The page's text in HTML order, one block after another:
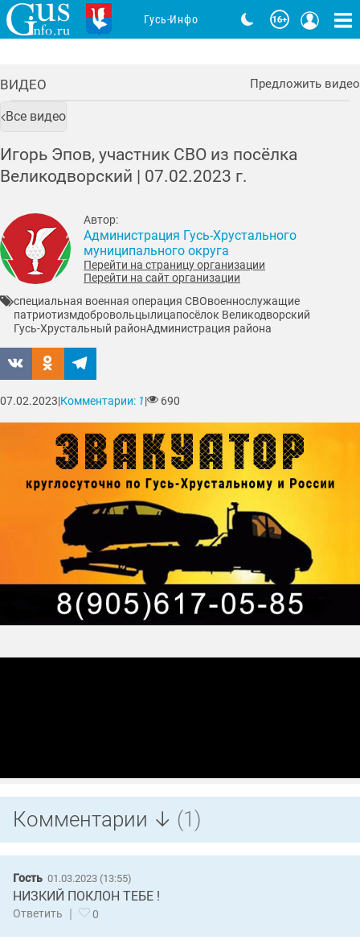
ВИДЕО Предложить видео
Все видео
Игорь Эпов, участник СВО из посёлка
Великодворский | 07.02.2023 г.
Автор:
Администрация Гусь-Хрустального
муниципального округа
Перейти на страницу организации
Перейти на сайт организации
специальная военная операция СВОвоеннослужащие
патриотизмдобровольцылицапосёлок Великодворский
Гусь-Хрустальный районАдминистрация района
07.02.2023|Комментарии: 1| 690
Комментарии ↓ (1)
Гость 01.03.2023 (13:55)
НИЗКИЙ ПОКЛОН ТЕБЕ !
Ответить | 0
Гусь-Инфо